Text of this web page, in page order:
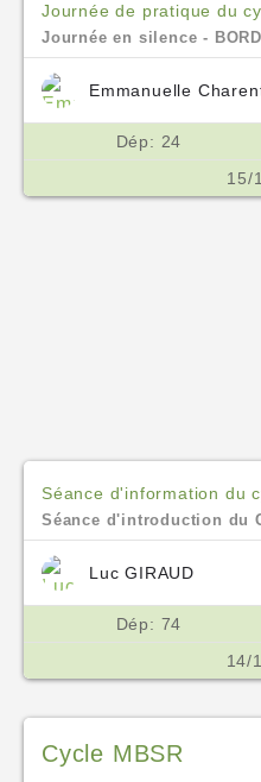
Journée de pratique du
Journée en silence -
Emmanuelle
Dép: 24
15/
Séance d'information du
Séance d'introduction du
Luc GIRAUD
Dép: 74
14/
Cycle MBSR